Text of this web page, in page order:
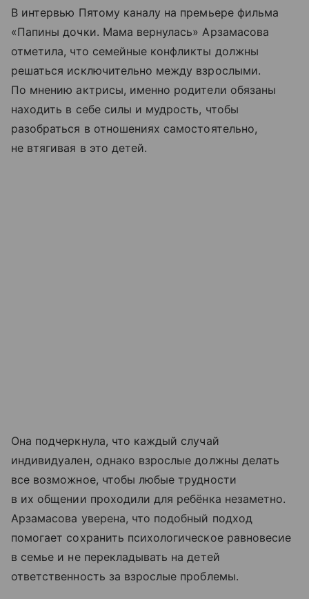
В интервью Пятому каналу на премьере фильма
«Папины дочки. Мама вернулась» Арзамасова
отметила, что семейные конфликты должны
решаться исключительно между взрослыми.
По мнению актрисы, именно родители обязаны
находить в себе силы и мудрость, чтобы
разобраться в отношениях самостоятельно,
не втягивая в это детей.
Она подчеркнула, что каждый случай
индивидуален, однако взрослые должны делать
все возможное, чтобы любые трудности
в их общении проходили для ребёнка незаметно.
Арзамасова уверена, что подобный подход
помогает сохранить психологическое равновесие
в семье и не перекладывать на детей
ответственность за взрослые проблемы.